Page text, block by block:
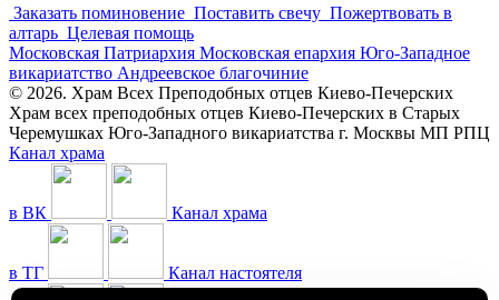
Заказать поминовение Поставить свечу Пожертвовать в
алтарь Целевая помощь
Московская Патриархия Московская епархия Юго-Западное
викариатство Андреевское благочиние
© 2026. Храм Всех Преподобных отцев Киево-Печерских
Храм всех преподобных отцев Киево-Печерских в Старых
Черемушках Юго-Западного викариатства г. Москвы МП РПЦ
Канал храма
в ВК Канал храма
в ТГ Канал настоятеля